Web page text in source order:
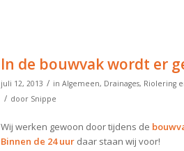
In de bouwvak wordt er
juli 12, 2013 / in Algemeen, Drainages, Riolering
/ door Snippe
Wij werken gewoon door tijdens de
Binnen de 24 uur daar staan wij voor!